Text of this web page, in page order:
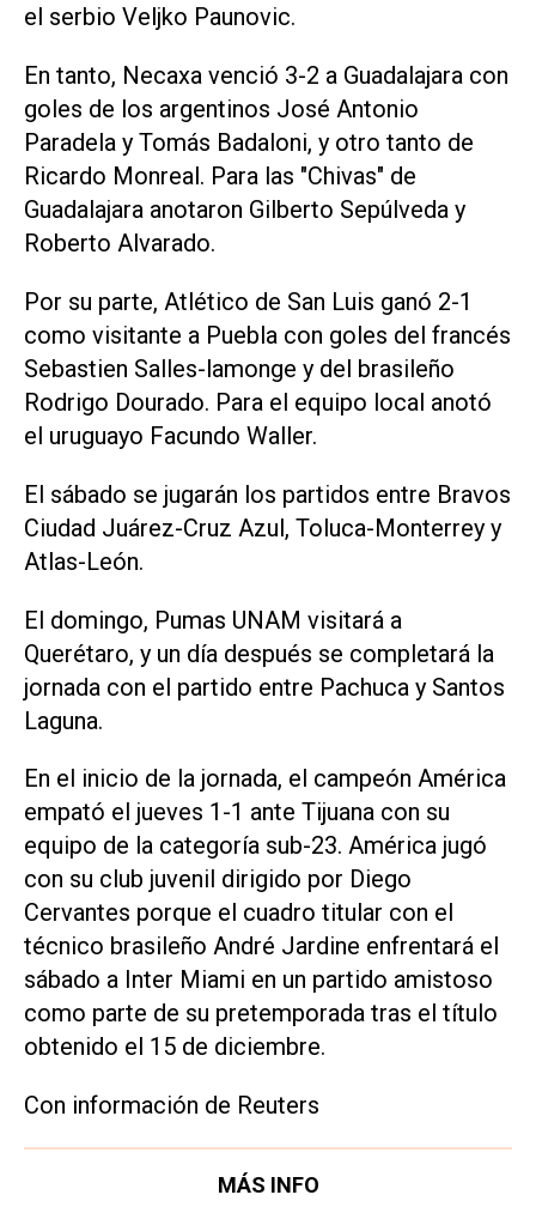
el serbio Veljko Paunovic.
En tanto, Necaxa venció 3-2 a Guadalajara con
goles de los argentinos José Antonio
Paradela y Tomás Badaloni, y otro tanto de
Ricardo Monreal. Para las "Chivas" de
Guadalajara anotaron Gilberto Sepúlveda y
Roberto Alvarado.
Por su parte, Atlético de San Luis ganó 2-1
como visitante a Puebla con goles del francés
Sebastien Salles-lamonge y del brasileño
Rodrigo Dourado. Para el equipo local anotó
el uruguayo Facundo Waller.
El sábado se jugarán los partidos entre Bravos
Ciudad Juárez-Cruz Azul, Toluca-Monterrey y
Atlas-León.
El domingo, Pumas UNAM visitará a
Querétaro, y un día después se completará la
jornada con el partido entre Pachuca y Santos
Laguna.
En el inicio de la jornada, el campeón América
empató el jueves 1-1 ante Tijuana con su
equipo de la categoría sub-23. América jugó
con su club juvenil dirigido por Diego
Cervantes porque el cuadro titular con el
técnico brasileño André Jardine enfrentará el
sábado a Inter Miami en un partido amistoso
como parte de su pretemporada tras el título
obtenido el 15 de diciembre.
Con información de Reuters
MÁS INFO